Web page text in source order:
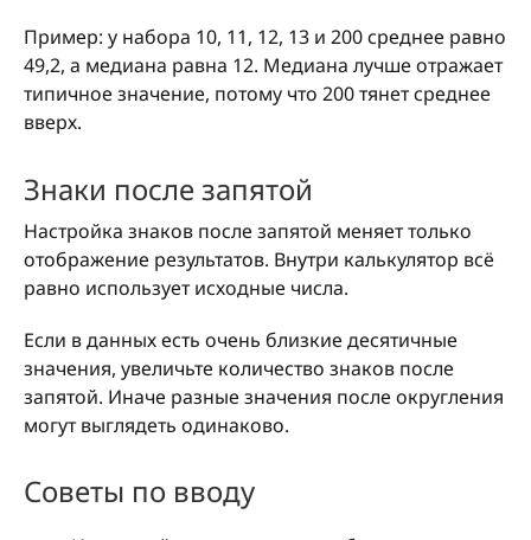
Пример: у набора 10, 11, 12, 13 и 200 среднее равно
49,2, а медиана равна 12. Медиана лучше отражает
типичное значение, потому что 200 тянет среднее
вверх.
Знаки после запятой
Настройка знаков после запятой меняет только
отображение результатов. Внутри калькулятор всё
равно использует исходные числа.
Если в данных есть очень близкие десятичные
значения, увеличьте количество знаков после
запятой. Иначе разные значения после округления
могут выглядеть одинаково.
Советы по вводу